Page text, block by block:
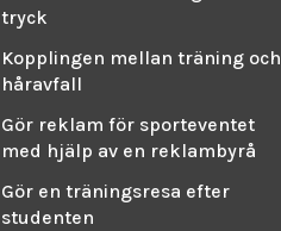
tryck
Kopplingen mellan träning och
håravfall
Gör reklam för sporteventet
med hjälp av en reklambyrå
Gör en träningsresa efter
studenten